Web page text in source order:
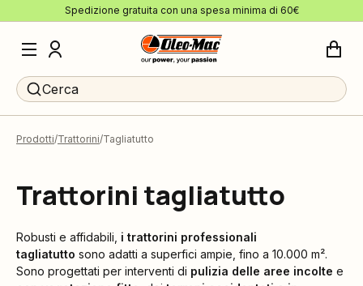
Spedizione gratuita con una spesa minima di 60€
Cerca
Prodotti Trattorini Tagliatutto
Trattorini tagliatutto
Robusti e affidabili, i trattorini professionali
tagliatutto sono adatti a superfici ampie, fino a 10.000 m².
Sono progettati per interventi di pulizia delle aree incolte e